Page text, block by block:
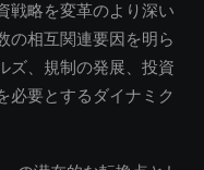
戦略を変革のより深い
の相互関連要因を明ら
ズ、規制の発展、投資
必要とするダイナミク